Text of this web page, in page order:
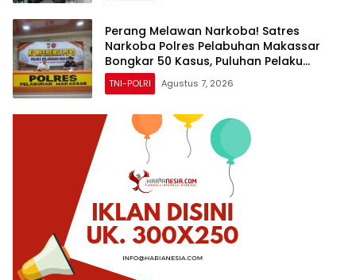
Perang Melawan Narkoba! Satres
Narkoba Polres Pelabuhan Makassar
Bongkar 50 Kasus, Puluhan Pelaku
Ditangkap
TNI-POLRI Agustus 7, 2026